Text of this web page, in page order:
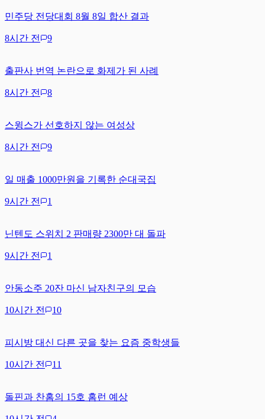
민주당 전당대회 8월 8일 합산 결과
8시간 전 9
출판사 번역 논란으로 화제가 된 사례
8시간 전 8
스윙스가 선호하지 않는 여성상
8시간 전 9
일 매출 1000만원을 기록한 순대국집
9시간 전 1
닌텐도 스위치 2 판매량 2300만 대 돌파
9시간 전 1
안동소주 20잔 마신 남자친구의 모습
10시간 전 10
피시방 대신 다른 곳을 찾는 요즘 중학생들
10시간 전 11
돌핀과 찬홈의 15호 홈런 예상